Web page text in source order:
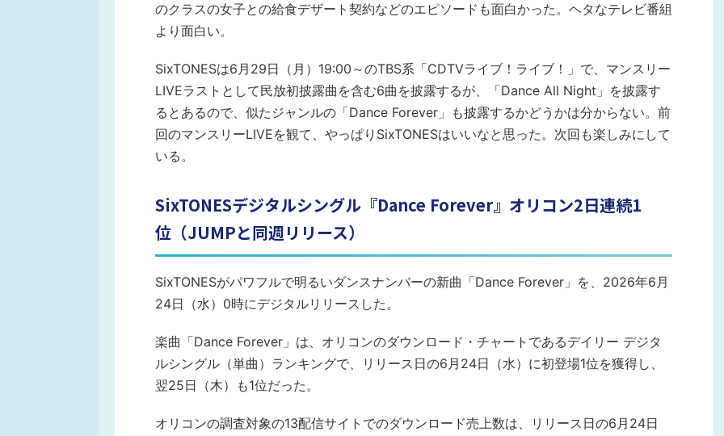
のクラスの女子との給食デザート契約などのエピソードも面白かった。ヘタなテレビ番組
より面白い。
SixTONESは6月29日（月）19:00～のTBS系「CDTVライブ！ライブ！」で、マンスリー
LIVEラストとして民放初披露曲を含む6曲を披露するが、「Dance All Night」を披露す
るとあるので、似たジャンルの「Dance Forever」も披露するかどうかは分からない。前
回のマンスリーLIVEを観て、やっぱりSixTONESはいいなと思った。次回も楽しみにして
いる。
SixTONESデジタルシングル『Dance Forever』オリコン2日連続1
位（JUMPと同週リリース）
SixTONESがパワフルで明るいダンスナンバーの新曲「Dance Forever」を、2026年6月
24日（水）0時にデジタルリリースした。
楽曲「Dance Forever」は、オリコンのダウンロード・チャートであるデイリー デジタ
ルシングル（単曲）ランキングで、リリース日の6月24日（水）に初登場1位を獲得し、
翌25日（木）も1位だった。
オリコンの調査対象の13配信サイトでのダウンロード売上数は、リリース日の6月24日